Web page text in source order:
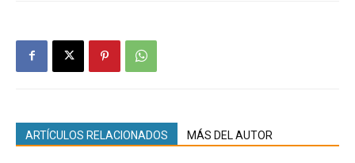
ARTÍCULOS RELACIONADOS MÁS DEL AUTOR